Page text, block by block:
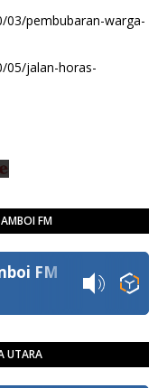
pembubaran-warga-
05/jalan-horas-
FM
FM
UTARA